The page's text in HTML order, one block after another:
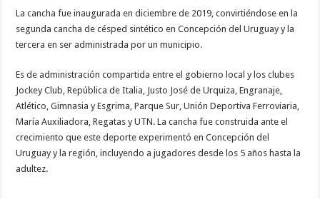
La cancha fue inaugurada en diciembre de 2019, convirtiéndose en la
segunda cancha de césped sintético en Concepción del Uruguay y la
tercera en ser administrada por un municipio.
Es de administración compartida entre el gobierno local y los clubes
Jockey Club, República de Italia, Justo José de Urquiza, Engranaje,
Atlético, Gimnasia y Esgrima, Parque Sur, Unión Deportiva Ferroviaria,
María Auxiliadora, Regatas y UTN. La cancha fue construida ante el
crecimiento que este deporte experimentó en Concepción del
Uruguay y la región, incluyendo a jugadores desde los 5 años hasta la
adultez.